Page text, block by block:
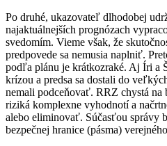
Po druhé, ukazovateľ dlhodobej
najaktuálnejších prognózach
svedomím. Vieme však, že
predpovede sa nemusia naplniť.
podľa plánu je krátkozraké. Aj Íri a
krízou a predsa sa dostali do
nemali podceňovať. RRZ chystá na
riziká komplexne vyhodnotí a
alebo eliminovať. Súčasťou správy
bezpečnej hranice (pásma)